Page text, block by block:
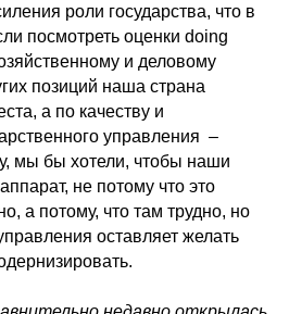
роли государства, что в
посмотреть оценки doing
и деловому
позиций наша страна
а по качеству и
управления –
мы бы хотели, чтобы наши
не потому что это
а потому, что там трудно, но
оставляет желать